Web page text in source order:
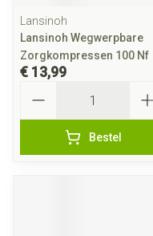
Lansinoh
Lansinoh Wegwerpbare
Zorgkompressen 100 Nf
€ 13,99
Bestel